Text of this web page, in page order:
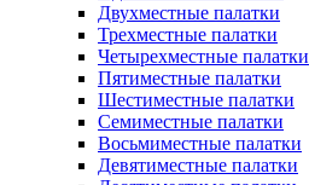
Двухместные палатки
Трехместные палатки
Четырехместные палатки
Пятиместные палатки
Шестиместные палатки
Семиместные палатки
Восьмиместные палатки
Девятиместные палатки